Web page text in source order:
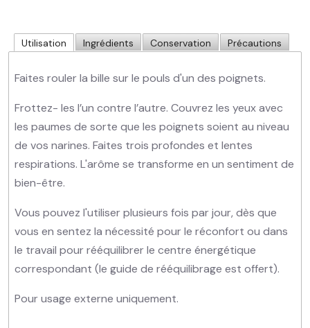
Utilisation Ingrédients Conservation Précautions
Faites rouler la bille sur le pouls d'un des poignets.
Frottez- les l’un contre l’autre. Couvrez les yeux avec
les paumes de sorte que les poignets soient au niveau
de vos narines. Faites trois profondes et lentes
respirations. L'arôme se transforme en un sentiment de
bien-être.
Vous pouvez l'utiliser plusieurs fois par jour, dès que
vous en sentez la nécessité pour le réconfort ou dans
le travail pour rééquilibrer le centre énergétique
correspondant (le guide de rééquilibrage est offert).
Pour usage externe uniquement.